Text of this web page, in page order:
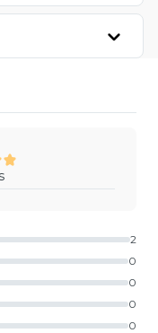
2
0
0
0
0